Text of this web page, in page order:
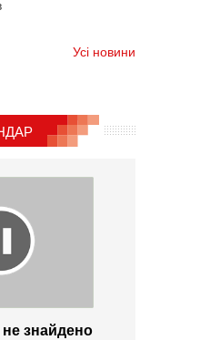
Усі новини
не знайдено